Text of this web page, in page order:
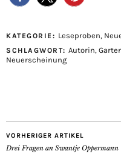
KATEGORIE: Leseproben,
SCHLAGWORT: Autorin,
Neuerscheinung
VORHERIGER ARTIKEL
Drei Fragen an Swantje Oppermann